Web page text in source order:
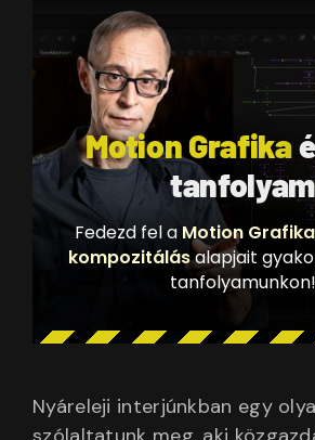
Motion Grafika
tanfolyam
Fedezd fel a Motion Grafika
kompozitálásalapjait
tanfolyamunkon!
Nyáreleji interjúnkban egy